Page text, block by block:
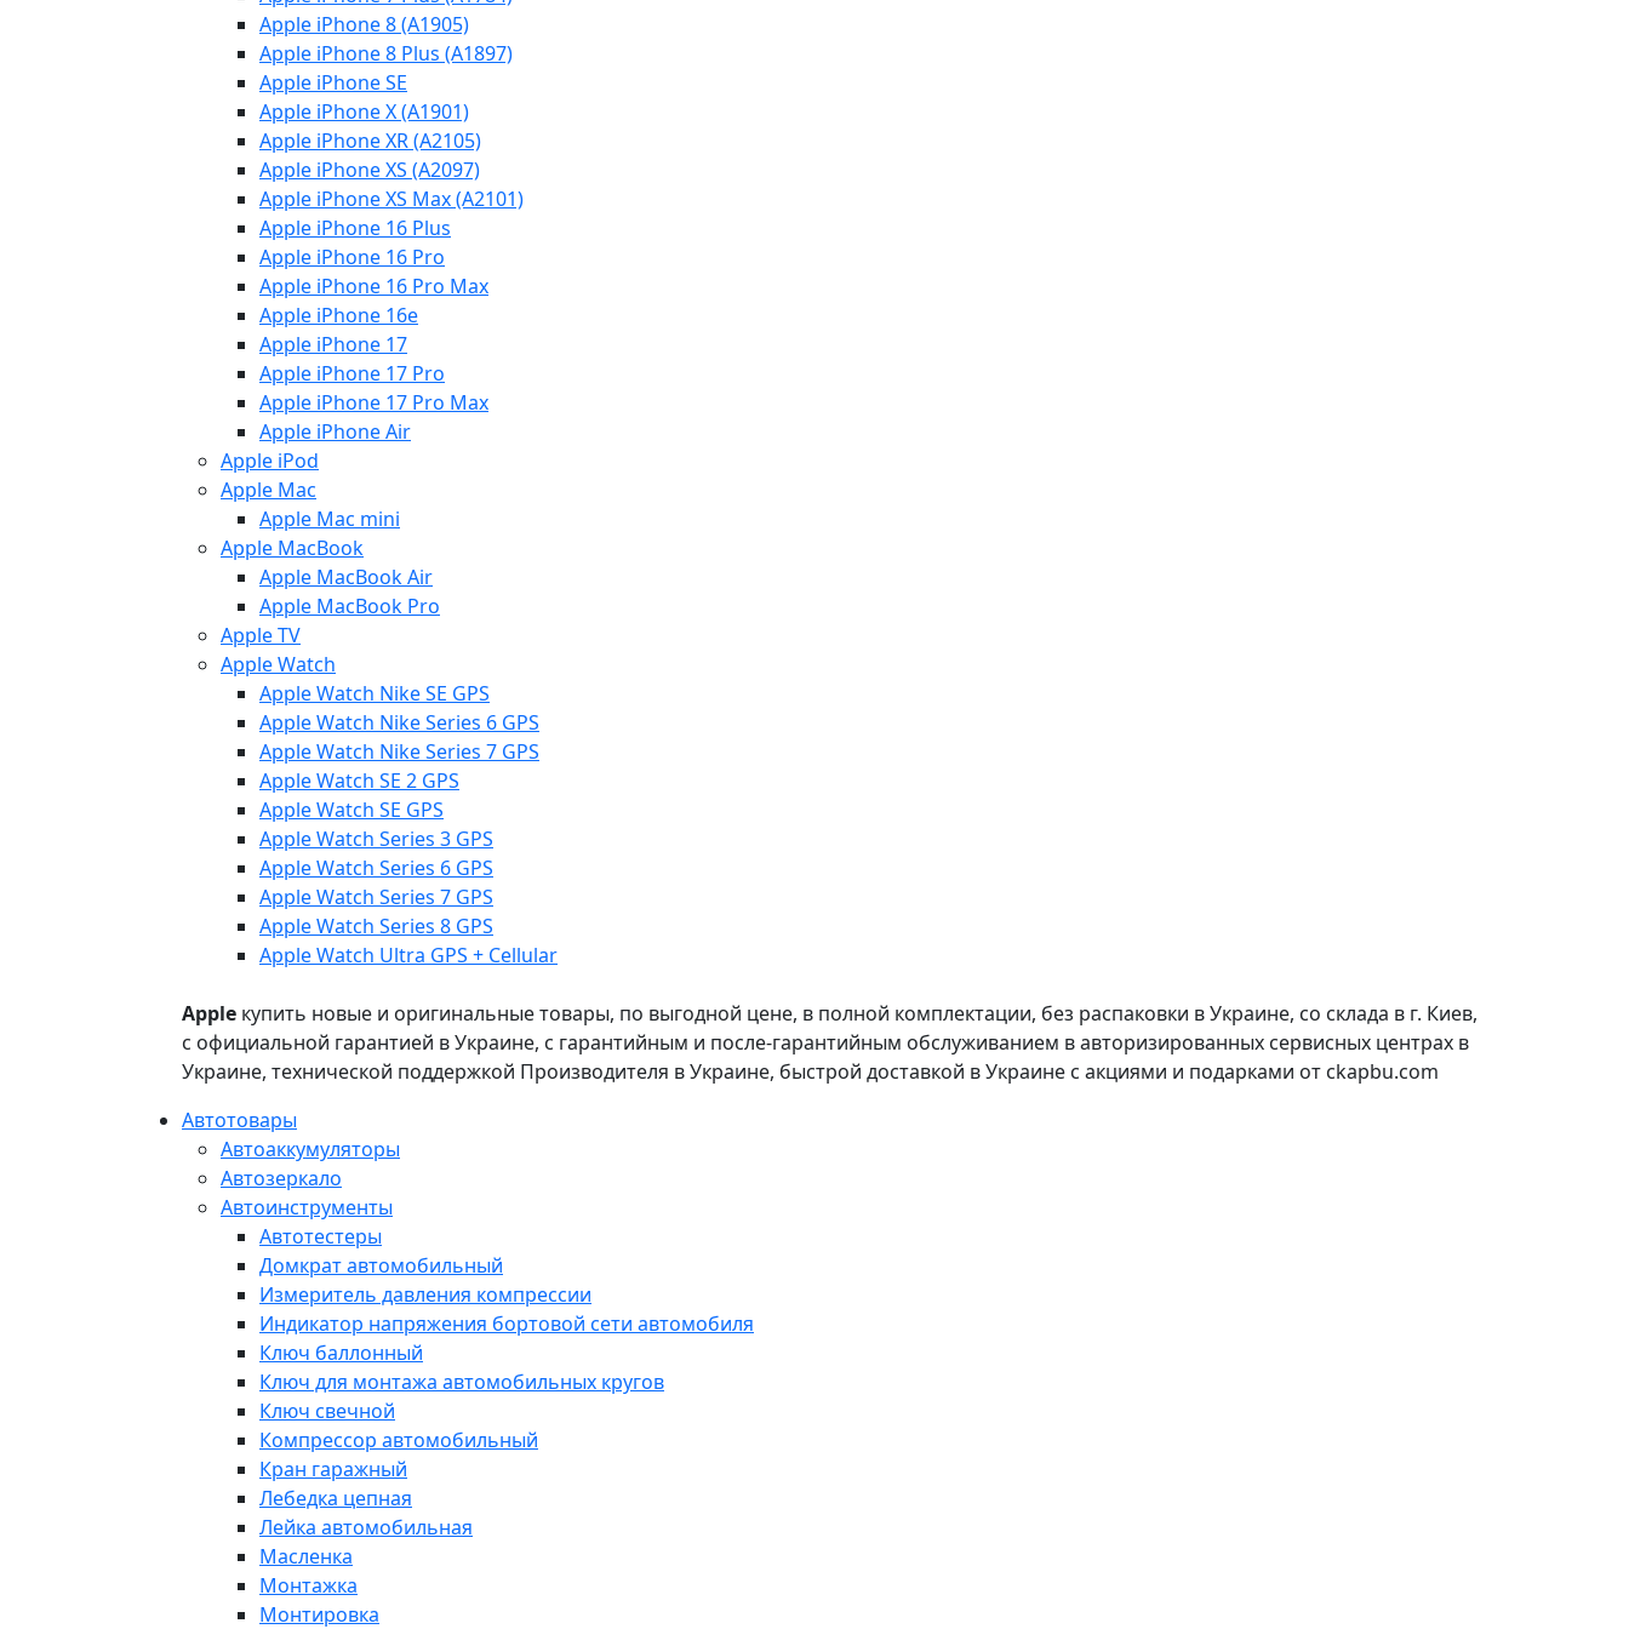
Apple iPhone 8 (A1905)
Apple iPhone 8 Plus (A1897)
Apple iPhone SE
Apple iPhone X (A1901)
Apple iPhone XR (A2105)
Apple iPhone XS (A2097)
Apple iPhone XS Max (A2101)
Apple iPhone 16 Plus
Apple iPhone 16 Pro
Apple iPhone 16 Pro Max
Apple iPhone 16e
Apple iPhone 17
Apple iPhone 17 Pro
Apple iPhone 17 Pro Max
Apple iPhone Air
Apple iPod
Apple Mac
Apple Mac mini
Apple MacBook
Apple MacBook Air
Apple MacBook Pro
Apple TV
Apple Watch
Apple Watch Nike SE GPS
Apple Watch Nike Series 6 GPS
Apple Watch Nike Series 7 GPS
Apple Watch SE 2 GPS
Apple Watch SE GPS
Apple Watch Series 3 GPS
Apple Watch Series 6 GPS
Apple Watch Series 7 GPS
Apple Watch Series 8 GPS
Apple Watch Ultra GPS + Cellular
Apple купить новые и оригинальные товары, по выгодной цене, в полной комплектации, без распаковки в Украине, со склада в г. Киев,
с официальной гарантией в Украине, с гарантийным и после-гарантийным обслуживанием в авторизированных сервисных центрах в
Украине, технической поддержкой Производителя в Украине, быстрой доставкой в Украине с акциями и подарками от ckapbu.com
Автотовары
Автоаккумуляторы
Автозеркало
Автоинструменты
Автотестеры
Домкрат автомобильный
Измеритель давления компрессии
Индикатор напряжения бортовой сети автомобиля
Ключ баллонный
Ключ для монтажа автомобильных кругов
Ключ свечной
Компрессор автомобильный
Кран гаражный
Лебедка цепная
Лейка автомобильная
Масленка
Монтажка
Монтировка